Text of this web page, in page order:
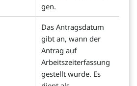
gen.
Das Antragsdatum
gibt an, wann der
Antrag auf
Arbeitszeiterfassung
gestellt wurde. Es